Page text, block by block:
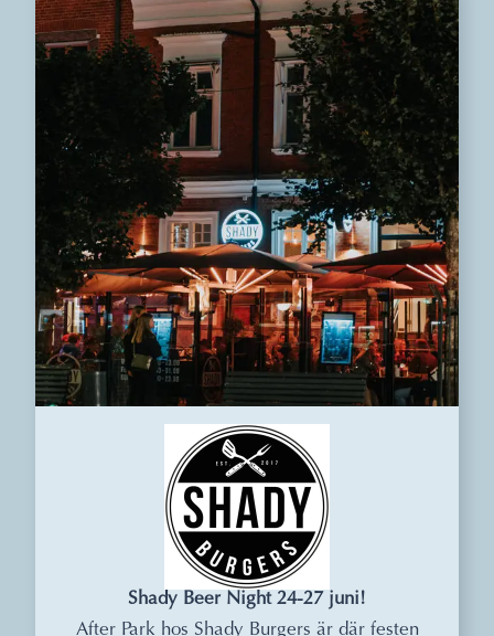
Shady Beer Night 24-27 juni!
After Park hos Shady Burgers är där festen